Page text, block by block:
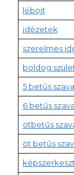
léböjt
idézetek
szerelmes
boldog
5 betűs
6 betűs
ötbetűs
öt betűs